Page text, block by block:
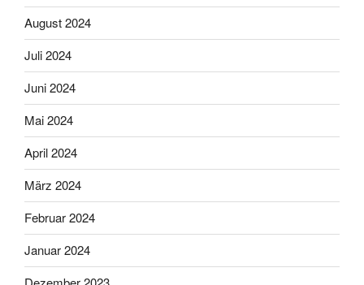
August 2024
Juli 2024
Juni 2024
Mai 2024
April 2024
März 2024
Februar 2024
Januar 2024